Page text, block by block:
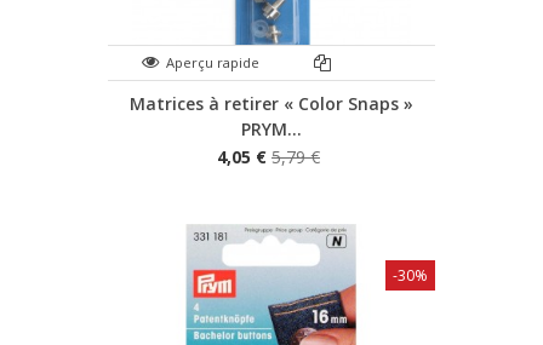
Aperçu rapide
Matrices à retirer « Color Snaps »
PRYM...
4,05 € 5,79 €
-30%